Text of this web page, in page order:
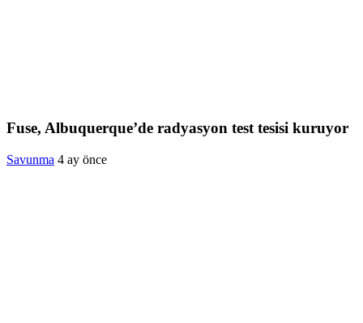
Fuse, Albuquerque’de radyasyon test tesisi kuruyor
Savunma 4 ay önce